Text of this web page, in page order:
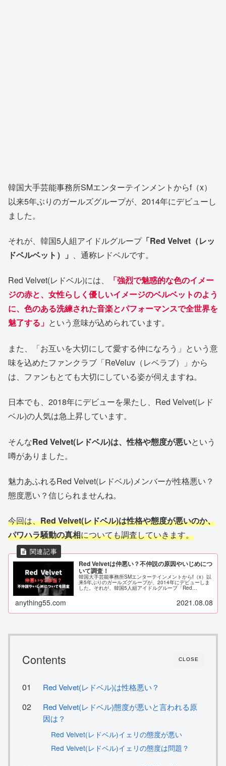
韓国大手芸能事務所SMエンターテインメントからf（x）
以来5年ぶりのガールズグループが、2014年にデビューし
ました。
それが、韓国5人組アイドルグループ「Red Velvet（レッ
ドベルベット）」 、通称レドベルです。
Red Velvet(レドベル)には、
「強烈で魅惑的な色のイメー
ジの赤と、女性らしく優しいイメージのベルベットのよう
に、色のある洗練された音楽とパフォーマンスで全世界を
魅了する」 という意味が込められています。
また、「お互いを大切にして愛する仲になろう」という意
味を込めたファンクラブ「ReVeluv（レベラブ）」から
は、ファンもとても大切にしている姿が伺えますね。
日本でも、2018年にデビューを果たし、Red Velvet(レド
ベル)の人気は急上昇しています。
そんなRed Velvet(レドベル)は、性格や態度が悪いという
噂がありました。
魅力あふれるRed Velvet(レドベル)メンバーが性格悪い？
態度悪い？信じられませんね。
今回は、Red Velvet(レドベル)は性格や態度が悪いのか、
パワハラ騒動の真相についても調査していきます。
Red Velvetは仲悪い？不仲説の原因やいじめにつ
いて調査！
韓国大手芸能事務所SMエンターテインメントからf（x）以
来5年ぶりのガールズグループが、2014年にデビューしま
した。それが、韓国5人組アイドルグループ「Red
anything55.com 2021.08.08
CLOSE
Contents
Red Velvet(レドベル)は性格悪い？
Red Velvet(レドベル)態度が悪いと言われる原
因は？
Red Velvet(レドベル)イェリの態度が悪い
Red Velvet(レドベル)イェリの態度は問題？